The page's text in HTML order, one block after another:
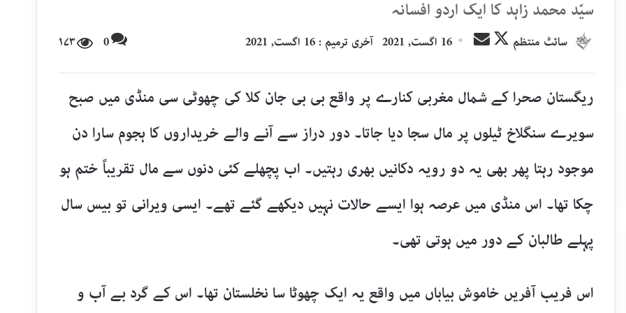
سیّد محمد زاہد کا ایک اردو افسانہ
سائٹ منتظم
Follow
X
Send
email
16 اگست, 2021 آخری ترمیم : 16 اگست, 2021 0 ۱۷۳
ریگستان صحرا کے شمال مغربی کنارے پر واقع بی بی جان کلا کی چھوٹی سی منڈی میں صبح
سویرے سنگلاخ ٹیلوں پر مال سجا دیا جاتا۔ دور دراز سے آنے والے خریداروں کا ہجوم سارا دن
موجود رہتا پھر بھی یہ دو رویہ دکانیں بھری رہتیں۔ اب پچھلے کئی دنوں سے مال تقریباً ختم ہو
چکا تھا۔ اس منڈی میں عرصہ ہوا ایسے حالات نہیں دیکھے گئے تھے۔ ایسی ویرانی تو بیس سال
پہلے طالبان کے دور میں ہوتی تھی۔
اس فریب آفریں خاموش بیاباں میں واقع یہ ایک چھوٹا سا نخلستان تھا۔ اس کے گرد بے آب و